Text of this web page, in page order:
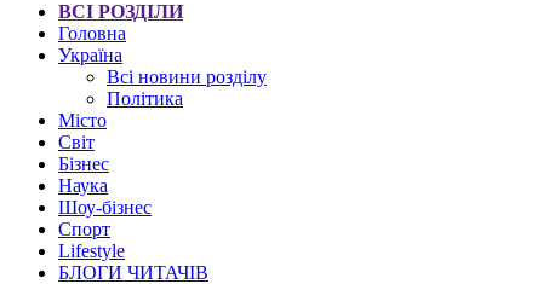
ВСІ РОЗДІЛИ
Головна
Україна
Всі новини розділу
Політика
Місто
Світ
Бізнес
Наука
Шоу-бізнес
Спорт
Lifestyle
БЛОГИ ЧИТАЧІВ